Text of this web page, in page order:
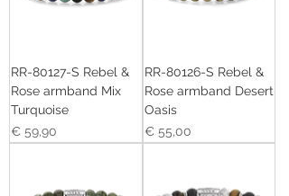
RR-80127-S Rebel &
Rose armband Mix
Turquoise
Prijs
€ 59,90
RR-80126-S Rebel &
Rose armband Desert
Oasis
Prijs
€ 55,00